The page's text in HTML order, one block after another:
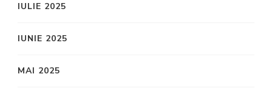
IULIE 2025
IUNIE 2025
MAI 2025